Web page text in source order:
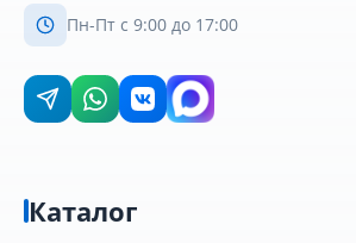
Пн-Пт с 9:00 до 17:00
Каталог